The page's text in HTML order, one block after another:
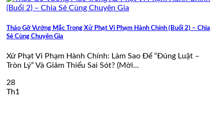
Tháo Gỡ Vướng Mắc Trong Xử Phạt Vi Phạm Hành Chính (Buổi 2) – Chia
Sẻ Cùng Chuyên Gia
Xử Phạt Vi Phạm Hành Chính: Làm Sao Để “Đúng Luật –
Tròn Lý” Và Giảm Thiểu Sai Sót? (Mời...
28
Th1